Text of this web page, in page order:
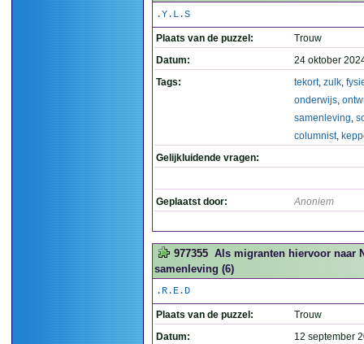
.Y.L.S
Plaats van de puzzel:
Trouw
Datum:
24 oktober
Tags:
tekort, zulk,
onderwijs,
samenleving,
columnist,
Gelijkluidende vragen:
Geplaatst door: Anoniem
977355 Als migranten hiervoor naar
samenleving (6)
.R.E.D
Plaats van de puzzel:
Trouw
Datum:
12 september